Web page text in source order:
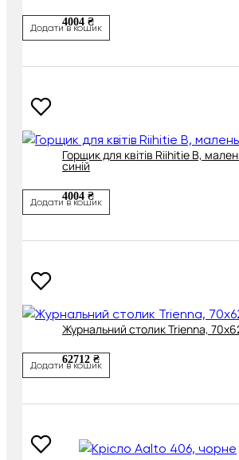
4004 ₴
Додати в кошик
Горщик для квітів Riihitie B,
синій
4004 ₴
Додати в кошик
Журнальний столик Trienna,
62712 ₴
Додати в кошик